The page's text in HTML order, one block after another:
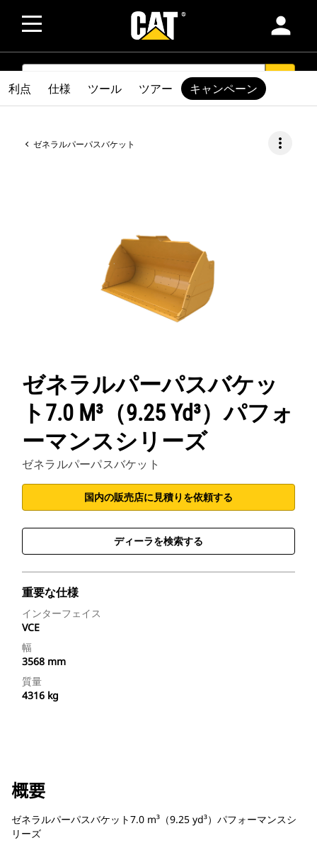
person
SEARCH
ゼネラルパーパスバケット more_vert
ゼネラルパーパスバケッ
ト7.0 M³（9.25 Yd³）パフォ
ーマンスシリーズ
ゼネラルパーパスバケット
国内の販売店に見積りを依頼する
ディーラを検索する
重要な仕様
インターフェイス
VCE
幅
3568 mm
質量
4316 kg
利点 仕様 ツール ツアー キャンペーン
概要
ゼネラルパーパスバケット7.0 m³（9.25 yd³）パフォーマンスシ
リーズ